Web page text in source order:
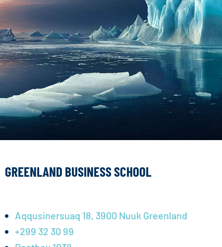
GREENLAND BUSINESS SCHOOL
Aqqusinersuaq 18, 3900 Nuuk Greenland
+299 32 30 99